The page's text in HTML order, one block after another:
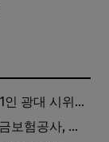
[화제] “내 돈 갚아라” 김원석씨 자택 앞 1인 광대 시위 … 한인 투자사, “108만 달러 못받아”
’10억 빚’ 안갚고 미국 온 한인 부부 … 예금보험공사, 미국서 소송